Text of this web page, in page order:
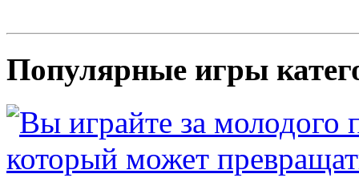
Популярные игры